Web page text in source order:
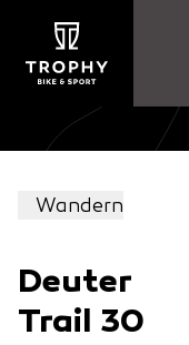
Wandern
Deuter
Trail 30